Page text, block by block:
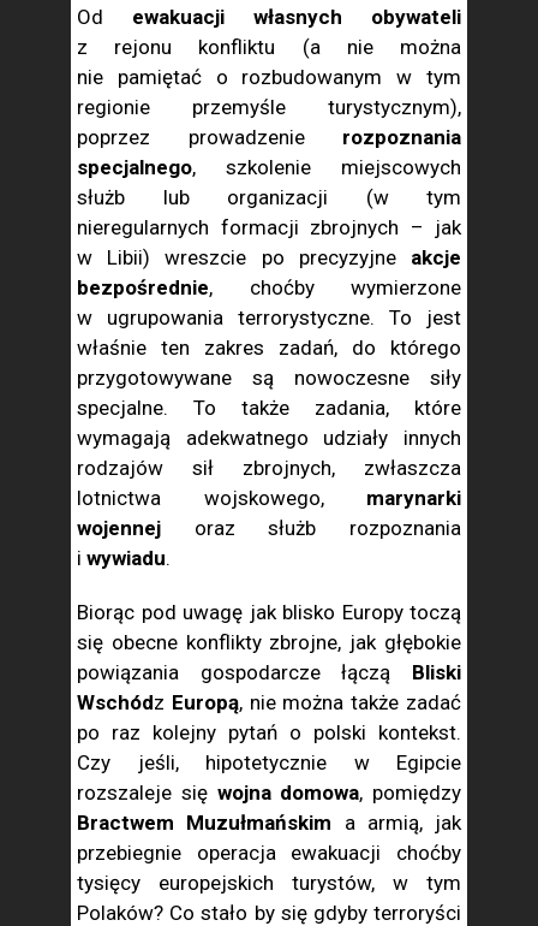
Od ewakuacji własnych obywateli
z rejonu konfliktu (a nie można
nie pamiętać o rozbudowanym w tym
regionie przemyśle turystycznym),
poprzez prowadzenie rozpoznania
specjalnego, szkolenie miejscowych
służb lub organizacji (w tym
nieregularnych formacji zbrojnych – jak
w Libii) wreszcie po precyzyjne akcje
bezpośrednie, choćby wymierzone
w ugrupowania terrorystyczne. To jest
właśnie ten zakres zadań, do którego
przygotowywane są nowoczesne siły
specjalne. To także zadania, które
wymagają adekwatnego udziały innych
rodzajów sił zbrojnych, zwłaszcza
lotnictwa wojskowego, marynarki
wojennej oraz służb rozpoznania
i wywiadu.
Biorąc pod uwagę jak blisko Europy toczą
się obecne konflikty zbrojne, jak głębokie
powiązania gospodarcze łączą Bliski
Wschódz Europą, nie można także zadać
po raz kolejny pytań o polski kontekst.
Czy jeśli, hipotetycznie w Egipcie
rozszaleje się wojna domowa, pomiędzy
Bractwem Muzułmańskim a armią, jak
przebiegnie operacja ewakuacji choćby
tysięcy europejskich turystów, w tym
Polaków? Co stało by się gdyby terroryści